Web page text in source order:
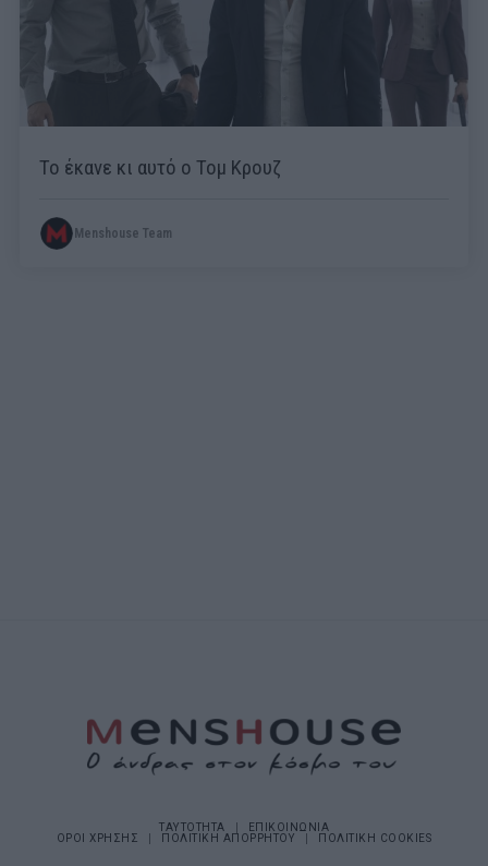
Το έκανε κι αυτό ο Τομ Κρουζ
Menshouse Team
ΤΑΥΤΟΤΗΤΑ
ΕΠΙΚΟΙΝΩΝΙΑ
ΟΡΟΙ ΧΡΗΣΗΣ
ΠΟΛΙΤΙΚΗ ΑΠΟΡΡΗΤΟΥ ΠΟΛΙΤΙΚΗ COOKIES